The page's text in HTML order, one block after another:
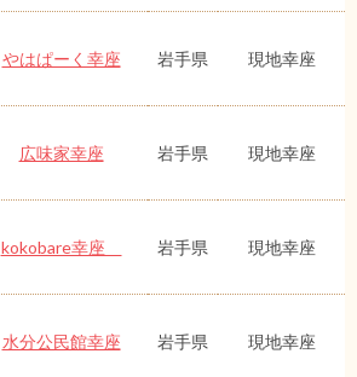
やはぱーく幸座 岩手県 現地幸座
広味家幸座 岩手県 現地幸座
kokobare幸座 岩手県 現地幸座
水分公民館幸座 岩手県 現地幸座